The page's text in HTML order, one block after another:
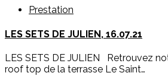
Prestation
LES SETS DE JULIEN, 16.07.21
LES SETS DE JULIEN Retrouvez
roof top de la terrasse Le Saint…